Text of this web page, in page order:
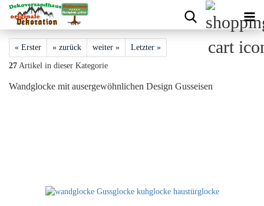
« Erster « zurück weiter » Letzter »
27 Artikel in dieser Kategorie
Wandglocke mit ausergewöhnlichen Design Gusseisen